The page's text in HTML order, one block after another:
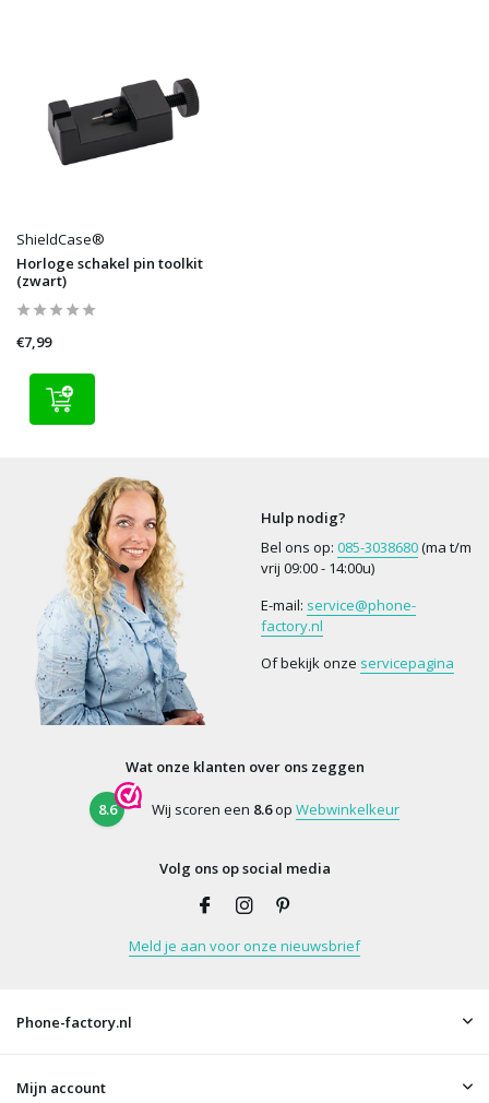
ShieldCase®
Horloge schakel pin toolkit
(zwart)
€7,99
Hulp nodig?
Bel ons op: 085-3038680(ma t/m
vrij 09:00 - 14:00u)
E-mail: service@phone-
factory.nl
Of bekijk onze servicepagina
Wat onze klanten over ons zeggen
8.6 Wij scoren een 8.6op Webwinkelkeur
Volg ons op social media
Meld je aan voor onze nieuwsbrief
Phone-factory.nl
Mijn account